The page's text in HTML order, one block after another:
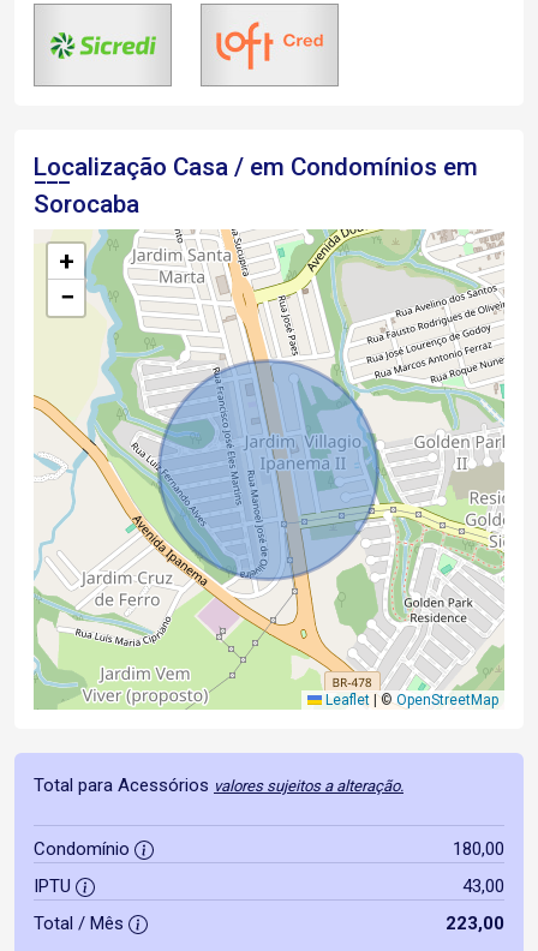
Localização Casa / em Condomínios em
Sorocaba
+
−
Leaflet |©OpenStreetMap
Total para Acessórios valores sujeitos a alteração.
Condomínio
180,00
IPTU
43,00
Total / Mês
223,00